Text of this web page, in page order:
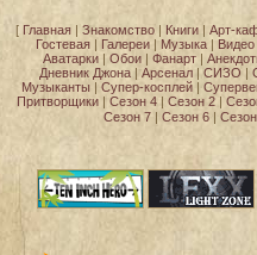
[ Главная| Знакомство| Книги| Арт-
Гостевая | Галереи | Музыка | Видео
Аватарки | Обои | Фанарт |
Дневник Джона| Арсенал| СИЗО |
Музыканты | Супер-косплей |
Притворщики | Сезон 4 | Сезон 2 |
Сезон 7| Сезон 6|